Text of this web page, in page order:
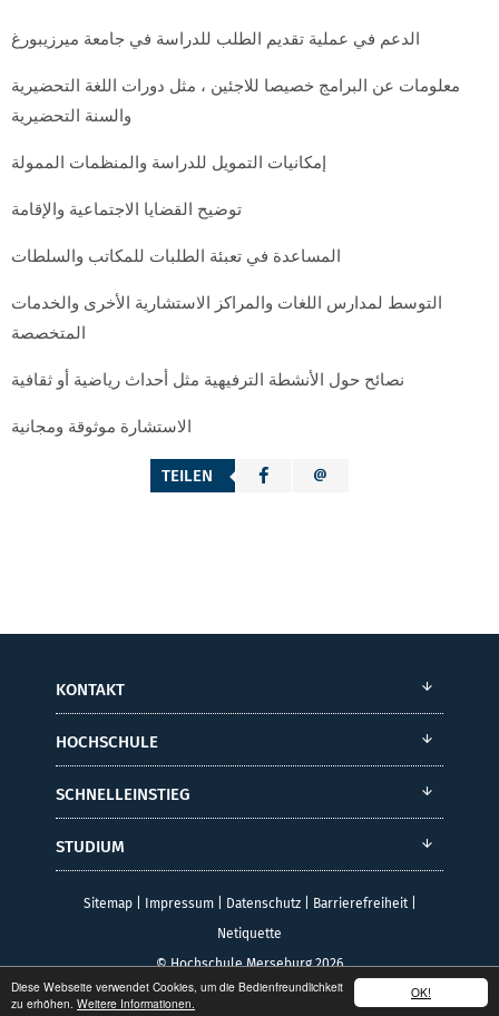
OK!
Diese Webseite verwendet Cookies, um die Bedienfreundlichkeit
zu erhöhen. Weitere Informationen.
الدعم في عملية تقديم الطلب للدراسة في جامعة ميرزيبورغ
معلومات عن البرامج خصيصا للاجئين ، مثل دورات اللغة التحضيرية
والسنة التحضيرية
إمكانيات التمويل للدراسة والمنظمات الممولة
توضيح القضايا الاجتماعية والإقامة
المساعدة في تعبئة الطلبات للمكاتب والسلطات
التوسط لمدارس اللغات والمراكز الاستشارية الأخرى والخدمات
المتخصصة
نصائح حول الأنشطة الترفيهية مثل أحداث رياضية أو ثقافية
الاستشارة موثوقة ومجانية
TEILEN
KONTAKT
HOCHSCHULE
SCHNELLEINSTIEG
STUDIUM
Sitemap| Impressum| Datenschutz| Barrierefreiheit|
Netiquette
© Hochschule Merseburg 2026